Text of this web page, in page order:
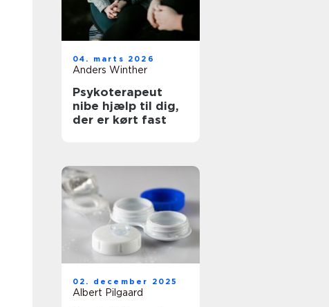
04. marts 2026
Anders Winther
Psykoterapeut
nibe hjælp til dig,
der er kørt fast
02. december 2025
Albert Pilgaard